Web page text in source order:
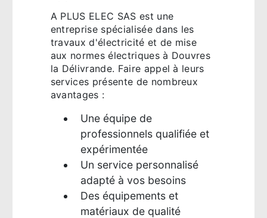
A PLUS ELEC SAS est une
entreprise spécialisée dans les
travaux d'électricité et de mise
aux normes électriques à Douvres
la Délivrande. Faire appel à leurs
services présente de nombreux
avantages :
Une équipe de
professionnels qualifiée et
expérimentée
Un service personnalisé
adapté à vos besoins
Des équipements et
matériaux de qualité